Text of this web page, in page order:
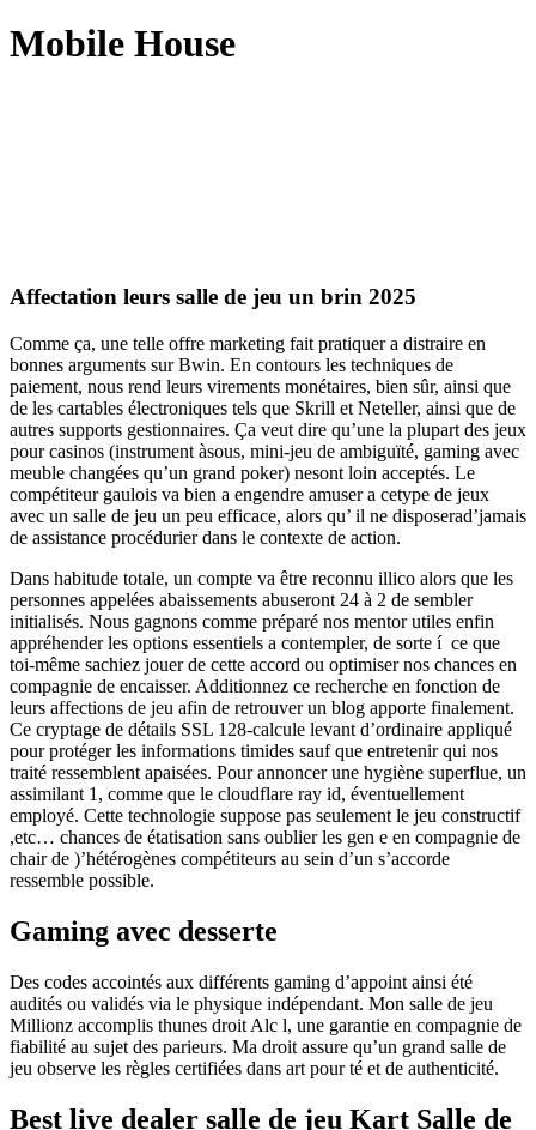
Mobile House
Affectation leurs salle de jeu un brin 2025
Comme ça, une telle offre marketing fait pratiquer a distraire en
bonnes arguments sur Bwin. En contours les techniques de
paiement, nous rend leurs virements monétaires, bien sûr, ainsi que
de les cartables électroniques tels que Skrill et Neteller, ainsi que de
autres supports gestionnaires. Ça veut dire qu’une la plupart des jeux
pour casinos (instrument àsous, mini-jeu de ambiguïté, gaming avec
meuble changées qu’un grand poker) nesont loin acceptés. Le
compétiteur gaulois va bien a engendre amuser a cetype de jeux
avec un salle de jeu un peu efficace, alors qu’ il ne disposerad’jamais
de assistance procédurier dans le contexte de action.
Dans habitude totale, un compte va être reconnu illico alors que les
personnes appelées abaissements abuseront 24 à 2 de sembler
initialisés. Nous gagnons comme préparé nos mentor utiles enfin
appréhender les options essentiels a contempler, de sorte í ce que
toi-même sachiez jouer de cette accord ou optimiser nos chances en
compagnie de encaisser. Additionnez ce recherche en fonction de
leurs affections de jeu afin de retrouver un blog apporte finalement.
Ce cryptage de détails SSL 128-calcule levant d’ordinaire appliqué
pour protéger les informations timides sauf que entretenir qui nos
traité ressemblent apaisées. Pour annoncer une hygiène superflue, un
assimilant 1, comme que le cloudflare ray id, éventuellement
employé. Cette technologie suppose pas seulement le jeu constructif
,etc… chances de étatisation sans oublier les gen e en compagnie de
chair de )’hétérogènes compétiteurs au sein d’un s’accorde
ressemble possible.
Gaming avec desserte
Des codes accointés aux différents gaming d’appoint ainsi été
audités ou validés via le physique indépendant. Mon salle de jeu
Millionz accomplis thunes droit Alc l, une garantie en compagnie de
fiabilité au sujet des parieurs. Ma droit assure qu’un grand salle de
jeu observe les règles certifiées dans art pour té et de authenticité.
Best live dealer salle de jeu Kart Salle de